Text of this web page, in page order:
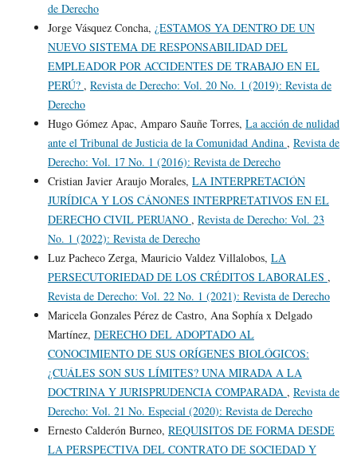
de Derecho
Jorge Vásquez Concha, ¿ESTAMOS YA DENTRO DE UN
NUEVO SISTEMA DE RESPONSABILIDAD DEL
EMPLEADOR POR ACCIDENTES DE TRABAJO EN EL
PERÚ? , Revista de Derecho: Vol. 20 No. 1 (2019): Revista de
Derecho
Hugo Gómez Apac, Amparo Sauñe Torres, La acción de nulidad
ante el Tribunal de Justicia de la Comunidad Andina , Revista de
Derecho: Vol. 17 No. 1 (2016): Revista de Derecho
Cristian Javier Araujo Morales, LA INTERPRETACIÓN
JURÍDICA Y LOS CÁNONES INTERPRETATIVOS EN EL
DERECHO CIVIL PERUANO , Revista de Derecho: Vol. 23
No. 1 (2022): Revista de Derecho
Luz Pacheco Zerga, Mauricio Valdez Villalobos, LA
PERSECUTORIEDAD DE LOS CRÉDITOS LABORALES ,
Revista de Derecho: Vol. 22 No. 1 (2021): Revista de Derecho
Maricela Gonzales Pérez de Castro, Ana Sophía x Delgado
Martínez, DERECHO DEL ADOPTADO AL
CONOCIMIENTO DE SUS ORÍGENES BIOLÓGICOS:
¿CUÁLES SON SUS LÍMITES? UNA MIRADA A LA
DOCTRINA Y JURISPRUDENCIA COMPARADA , Revista de
Derecho: Vol. 21 No. Especial (2020): Revista de Derecho
Ernesto Calderón Burneo, REQUISITOS DE FORMA DESDE
LA PERSPECTIVA DEL CONTRATO DE SOCIEDAD Y